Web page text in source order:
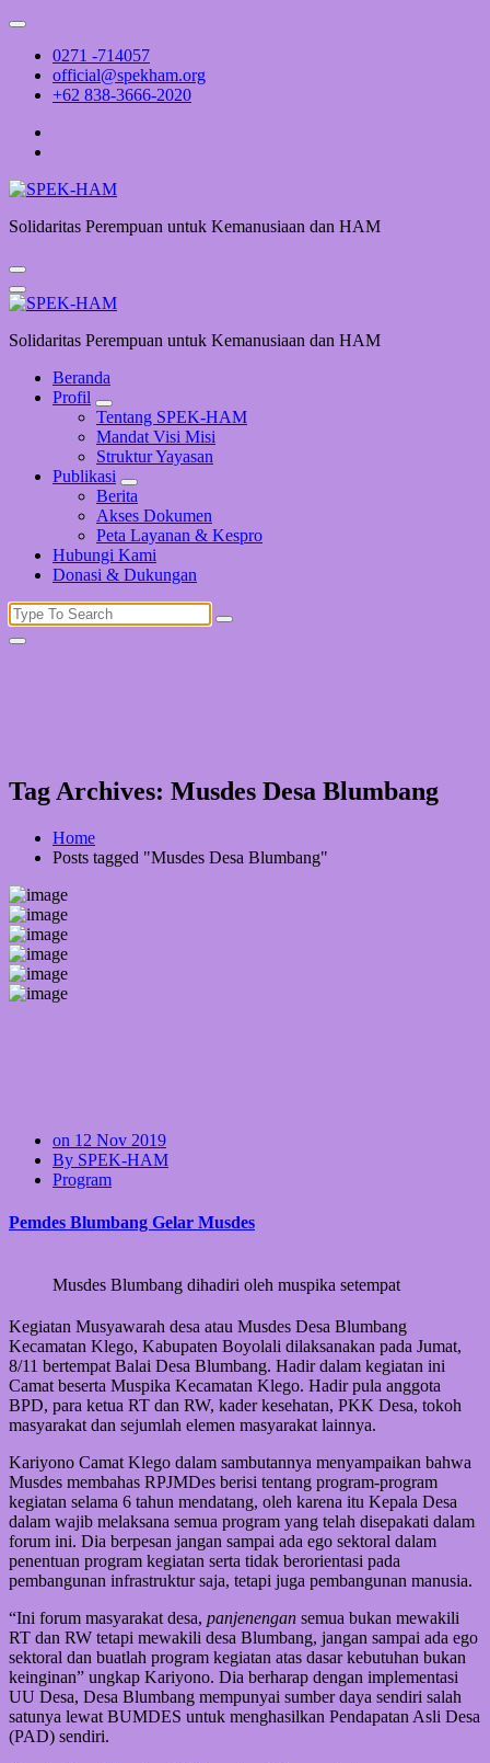
Skip
content0271 -714057
official@spekham.org
+62 838-3666-2020
Solidaritas Perempuan untuk Kemanusiaan dan HAM
Solidaritas Perempuan untuk Kemanusiaan dan HAM
Beranda
Profil
Tentang SPEK-HAM
Mandat Visi Misi
Struktur Yayasan
Publikasi
Berita
Akses Dokumen
Peta Layanan & Kespro
Hubungi Kami
Donasi & Dukungan
Search
for:
Tag Archives: Musdes Desa Blumbang
Home
Posts tagged "Musdes Desa Blumbang"
on 12 Nov 2019
By SPEK-HAM
Program
Pemdes Blumbang Gelar Musdes
Musdes Blumbang dihadiri oleh muspika setempat
Kegiatan Musyawarah desa atau Musdes Desa Blumbang
Kecamatan Klego, Kabupaten Boyolali dilaksanakan pada Jumat,
8/11 bertempat Balai Desa Blumbang. Hadir dalam kegiatan ini
Camat beserta Muspika Kecamatan Klego. Hadir pula anggota
BPD, para ketua RT dan RW, kader kesehatan, PKK Desa, tokoh
masyarakat dan sejumlah elemen masyarakat lainnya.
Kariyono Camat Klego dalam sambutannya menyampaikan bahwa
Musdes membahas RPJMDes berisi tentang program-program
kegiatan selama 6 tahun mendatang, oleh karena itu Kepala Desa
dalam wajib melaksana semua program yang telah disepakati dalam
forum ini. Dia berpesan jangan sampai ada ego sektoral dalam
penentuan program kegiatan serta tidak berorientasi pada
pembangunan infrastruktur saja, tetapi juga pembangunan manusia.
“Ini forum masyarakat desa, panjenengan semua bukan mewakili
RT dan RW tetapi mewakili desa Blumbang, jangan sampai ada ego
sektoral dan buatlah program kegiatan atas dasar kebutuhan bukan
keinginan” ungkap Kariyono. Dia berharap dengan implementasi
UU Desa, Desa Blumbang mempunyai sumber daya sendiri salah
satunya lewat BUMDES untuk menghasilkan Pendapatan Asli Desa
(PAD) sendiri.